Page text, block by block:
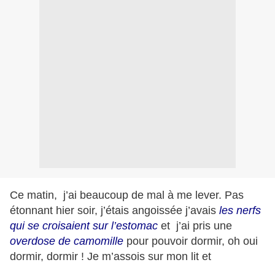
Ce matin, j’ai beaucoup de mal à me lever. Pas
étonnant hier soir, j’étais angoissée j’avais les nerfs
qui se croisaient sur l’estomac et j’ai pris une
overdose de camomille pour pouvoir dormir, oh oui
dormir, dormir ! Je m’assois sur mon lit et